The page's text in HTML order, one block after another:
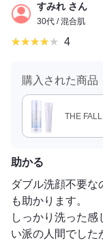
すみれ さん
30代 / 混合肌
4
購入された商品
THE
助かる
ダブル洗顔不要な
も助かります。
しっかり洗った
い派の人間でした